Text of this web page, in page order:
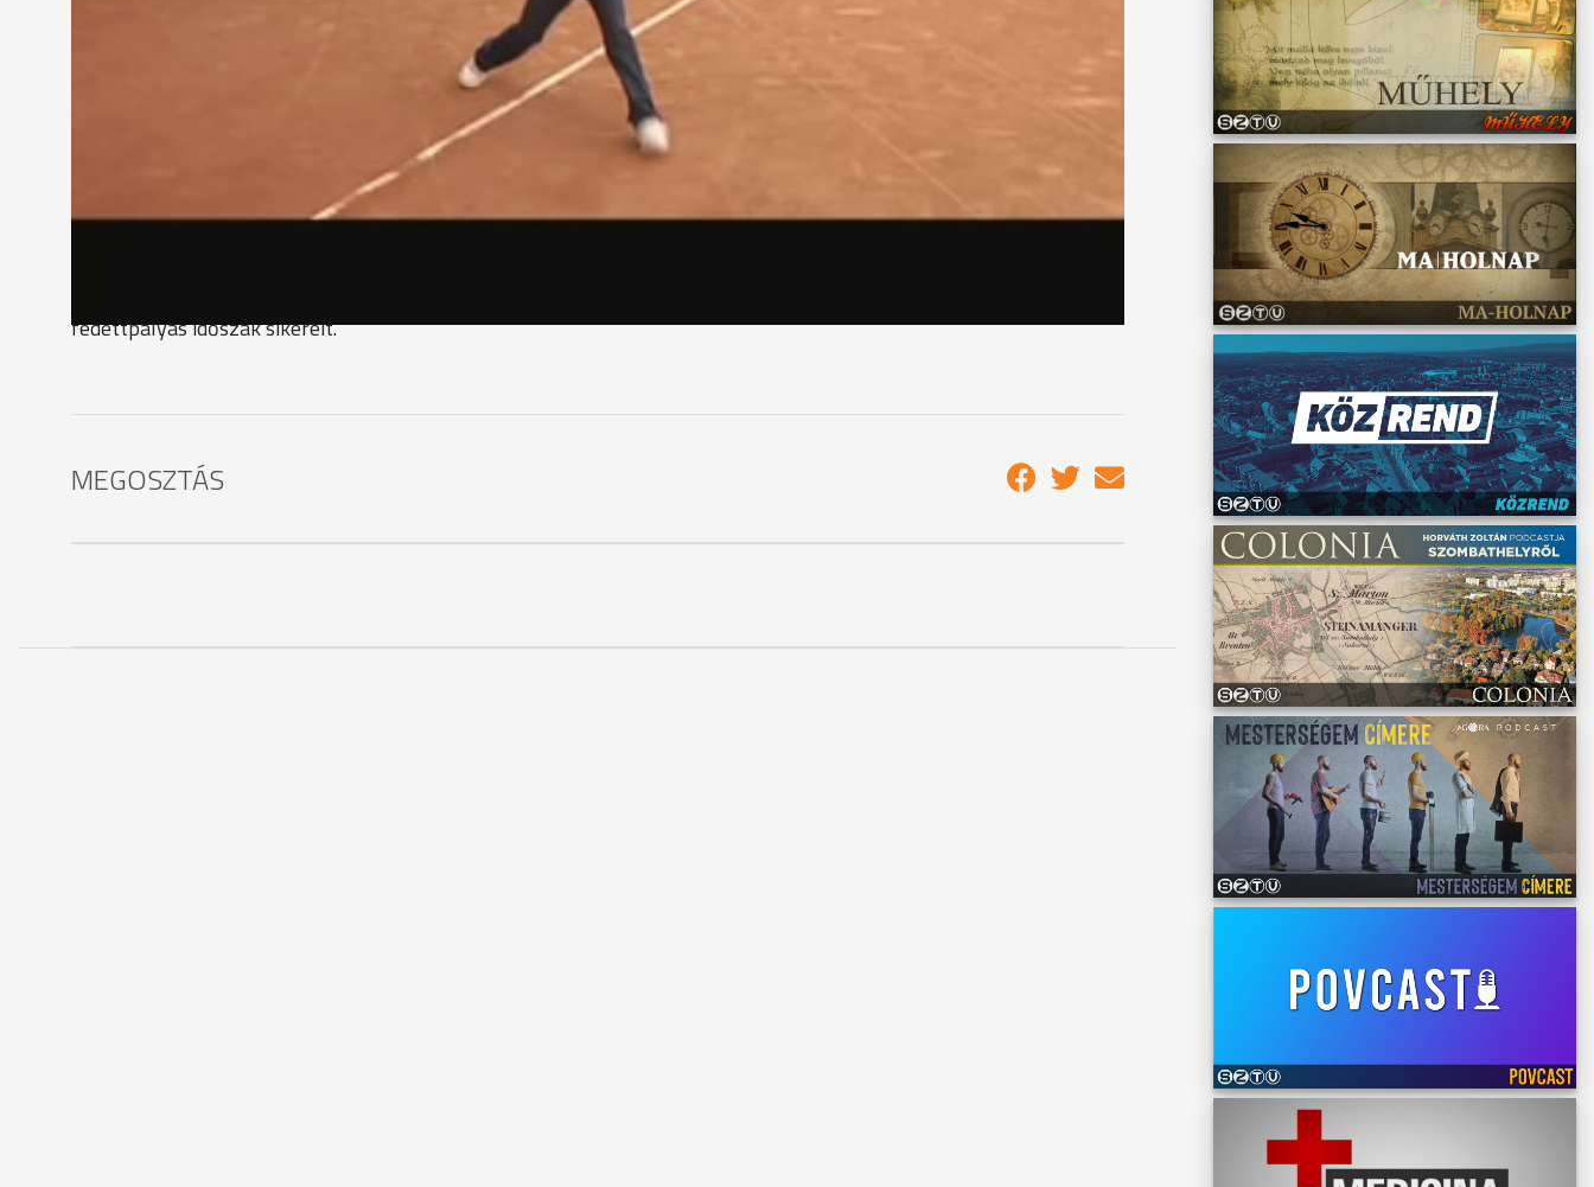
A kisebbek az országos iskolatenisz bajnokságon léptek pályára. A Marcaliban megrendezett versenyről összesen
hét érmet hoztak haza a szombathelyi gyerekek. Az egyik első helyezést a Gothard-iskola harmadik osztályos
Jámbor Marcell teniszező, Szombathelyi Sportiskola
"Sokat edzettünk és nagyon kemények voltak az edzések. Figyeltem a labdákra, minél jobban. Próbáltam beütni a
pályára a labdákat.”
fedettpályás időszak sikereit.
MEGOSZTÁS